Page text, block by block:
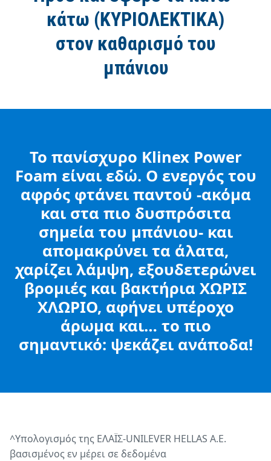
κάτω (ΚΥΡΙΟΛΕΚΤΙΚΑ)
στον καθαρισμό του
μπάνιου
Το πανίσχυρο Klinex Power
Foam είναι εδώ. Ο ενεργός του
αφρός φτάνει παντού -ακόμα
και στα πιο δυσπρόσιτα
σημεία του μπάνιου- και
απομακρύνει τα άλατα,
χαρίζει λάμψη, εξουδετερώνει
βρομιές και βακτήρια ΧΩΡΙΣ
ΧΛΩΡΙΟ, αφήνει υπέροχο
άρωμα και… το πιο
σημαντικό: ψεκάζει ανάποδα!
^Υπολογισμός της ΕΛΑΪΣ-UNILEVER HELLAS A.E.
βασισμένος εν μέρει σε δεδομένα